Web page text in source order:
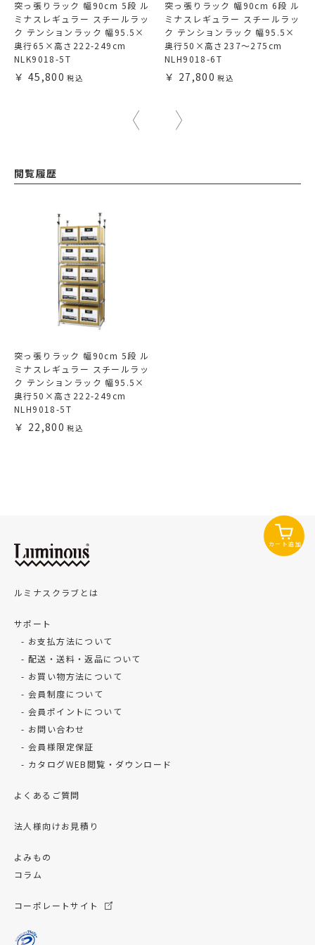
突っ張りラック 幅90cm 5段 ル
ミナスレギュラー スチールラッ
ク テンションラック 幅95.5×
奥行65×高さ222-249cm
NLK9018-5T
45,800
突っ張りラック 幅90cm 6段 ル
ミナスレギュラー スチールラッ
ク テンションラック 幅95.5×
奥行50×高さ237～275cm
NLH9018-6T
27,800
閲覧履歴
突っ張りラック 幅90cm 5段 ル
ミナスレギュラー スチールラッ
ク テンションラック 幅95.5×
奥行50×高さ222-249cm
NLH9018-5T
22,800
カート追加
ルミナスクラブとは
サポート
お支払方法について
配送・送料・返品について
お買い物方法について
会員制度について
会員ポイントについて
お問い合わせ
会員様限定保証
カタログWEB閲覧・ダウンロード
よくあるご質問
法人様向けお見積り
よみもの
コラム
コーポレートサイト